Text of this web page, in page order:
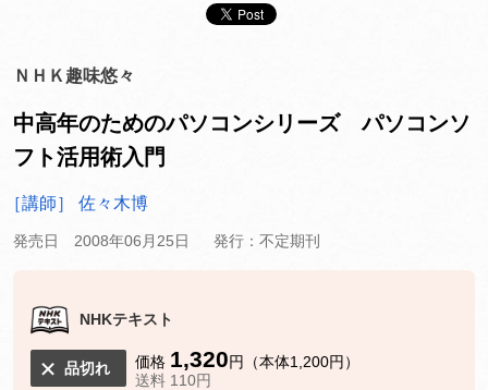
ＮＨＫ趣味悠々
中高年のためのパソコンシリーズ パソコンソ
フト活用術入門
［講師］ 佐々木博
発売日 2008年06月25日 発行：不定期刊
NHKテキスト
品切れ 価格 1,320円（本体1,200円）
送料 110円